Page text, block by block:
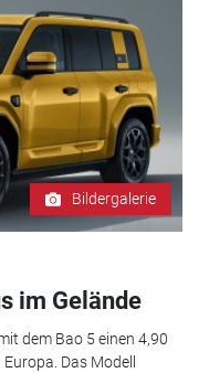
Bildergalerie
im Gelände
dem Bao 5 einen 4,90
Das Modell